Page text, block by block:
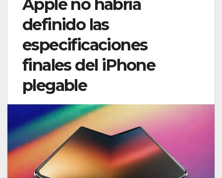
Apple no habría
definido las
especificaciones
finales del iPhone
plegable